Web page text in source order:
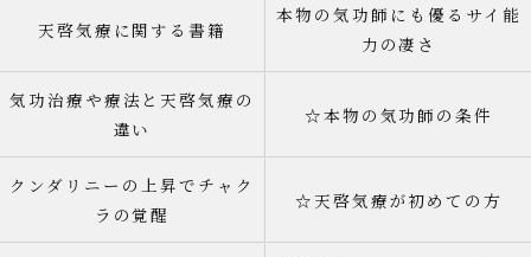
天啓気療に関する書籍
本物の気功師にも優るサイ能
力の凄さ
気功治療や療法と天啓気療の
違い
☆本物の気功師の条件
クンダリニーの上昇でチャク
ラの覚醒
☆天啓気療が初めての方